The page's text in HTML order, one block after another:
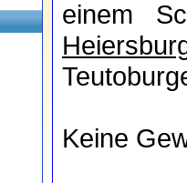
einem
Keine